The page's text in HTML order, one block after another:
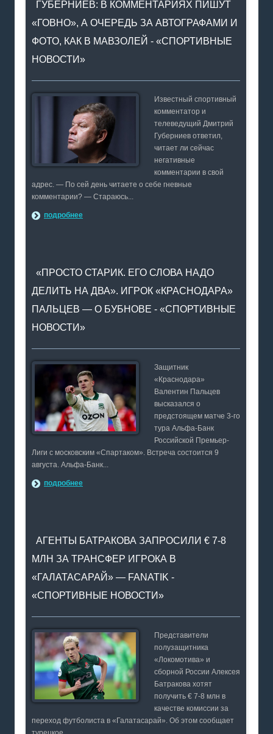
ГУБЕРНИЕВ: В КОММЕНТАРИЯХ ПИШУТ
«ГОВНО», А ОЧЕРЕДЬ ЗА АВТОГРАФАМИ И
ФОТО, КАК В МАВЗОЛЕЙ - «СПОРТИВНЫЕ
НОВОСТИ»
Известный спортивный
комментатор и
телеведущий Дмитрий
Губерниев ответил,
читает ли сейчас
негативные
комментарии в свой
адрес. — По сей день читаете о себе гневные
комментарии? — Стараюсь...
подробнее
«ПРОСТО СТАРИК. ЕГО СЛОВА НАДО
ДЕЛИТЬ НА ДВА». ИГРОК «КРАСНОДАРА»
ПАЛЬЦЕВ — О БУБНОВЕ - «СПОРТИВНЫЕ
НОВОСТИ»
Защитник
«Краснодара»
Валентин Пальцев
высказался о
предстоящем матче 3-го
тура Альфа-Банк
Российской Премьер-
Лиги с московским «Спартаком». Встреча состоится 9
августа. Альфа-Банк...
подробнее
АГЕНТЫ БАТРАКОВА ЗАПРОСИЛИ € 7-8
МЛН ЗА ТРАНСФЕР ИГРОКА В
«ГАЛАТАСАРАЙ» — FANATIK -
«СПОРТИВНЫЕ НОВОСТИ»
Представители
полузащитника
«Локомотива» и
сборной России Алексея
Батракова хотят
получить € 7-8 млн в
качестве комиссии за
переход футболиста в «Галатасарай». Об этом сообщает